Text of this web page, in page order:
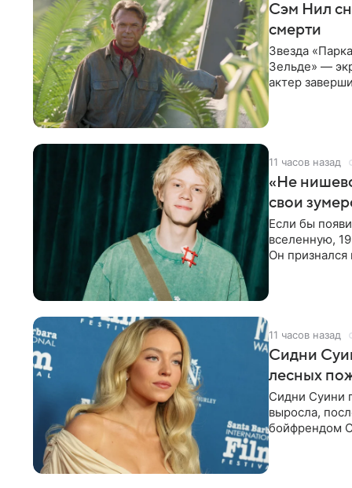
Сэм Нил
смерти
Звезда
Зельде» —
актер
11 часов назад
«Не
свои
Если бы
вселенную,
Он признался
11 часов назад
Сидни
лесных
Сидни Суини
выросла,
бойфрендом